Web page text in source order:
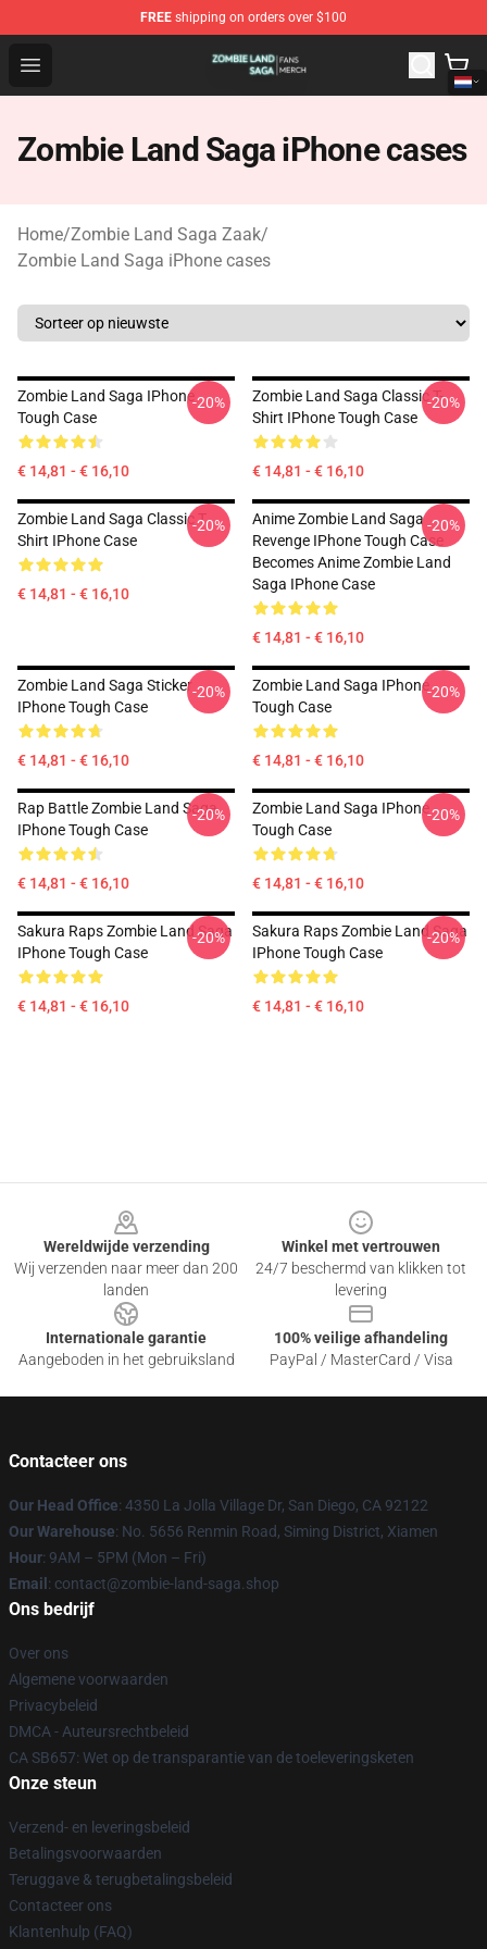
FREE shipping on orders over $100
Open menu
Zombie Land Saga Shop - Official Zombie Land Saga
Zombie Land Saga iPhone cases
Home/Zombie Land Saga Zaak/
Zombie Land Saga iPhone cases
Zombie Land Saga IPhone
Tough Case
€ 14,81 - € 16,10
-20%
Zombie Land Saga Classic T-
Shirt IPhone Tough Case
€ 14,81 - € 16,10
-20%
Zombie Land Saga Classic T
Shirt IPhone Case
€ 14,81 - € 16,10
-20%
Anime Zombie Land Saga
Revenge IPhone Tough Case
Becomes Anime Zombie Land
Saga IPhone Case
€ 14,81 - € 16,10
-20%
Zombie Land Saga Sticker
IPhone Tough Case
€ 14,81 - € 16,10
-20%
Zombie Land Saga IPhone
Tough Case
€ 14,81 - € 16,10
-20%
Rap Battle Zombie Land Saga
IPhone Tough Case
€ 14,81 - € 16,10
-20%
Zombie Land Saga IPhone
Tough Case
€ 14,81 - € 16,10
-20%
Sakura Raps Zombie Land Saga
IPhone Tough Case
€ 14,81 - € 16,10
-20%
Sakura Raps Zombie Land Saga
IPhone Tough Case
€ 14,81 - € 16,10
-20%
Wereldwijde verzending
Wij verzenden naar meer dan 200
landen
Winkel met vertrouwen
24/7 beschermd van klikken tot
levering
Internationale garantie
Aangeboden in het gebruiksland
100% veilige afhandeling
PayPal / MasterCard / Visa
Contacteer ons
Our Head Office: 4350 La Jolla Village Dr, San Diego, CA 92122
Our Warehouse: No. 5656 Renmin Road, Siming District, Xiamen
Hour: 9AM – 5PM (Mon – Fri)
Email : contact@zombie-land-saga.shop
Ons bedrijf
Over ons
Algemene voorwaarden
Privacybeleid
DMCA - Auteursrechtbeleid
CA SB657: Wet op de transparantie van de toeleveringsketen
Onze steun
Verzend- en leveringsbeleid
Betalingsvoorwaarden
Teruggave & terugbetalingsbeleid
Contacteer ons
Klantenhulp (FAQ)